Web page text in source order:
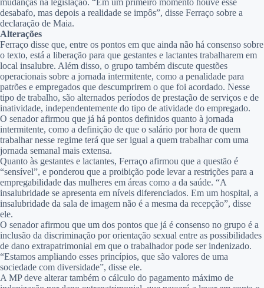
mudanças na legislação. “Em um primeiro momento houve esse
desabafo, mas depois a realidade se impôs”, disse Ferraço sobre a
declaração de Maia.
Alterações
Ferraço disse que, entre os pontos em que ainda não há consenso sobre
o texto, está a liberação para que gestantes e lactantes trabalharem em
local insalubre. Além disso, o grupo também discute questões
operacionais sobre a jornada intermitente, como a penalidade para
patrões e empregados que descumprirem o que foi acordado. Nesse
tipo de trabalho, são alternados períodos de prestação de serviços e de
inatividade, independentemente do tipo de atividade do empregado.
O senador afirmou que já há pontos definidos quanto à jornada
intermitente, como a definição de que o salário por hora de quem
trabalhar nesse regime terá que ser igual a quem trabalhar com uma
jornada semanal mais extensa.
Quanto às gestantes e lactantes, Ferraço afirmou que a questão é
“sensível”, e ponderou que a proibição pode levar a restrições para a
empregabilidade das mulheres em áreas como a da saúde. “A
insalubridade se apresenta em níveis diferenciados. Em um hospital, a
insalubridade da sala de imagem não é a mesma da recepção”, disse
ele.
O senador afirmou que um dos pontos que já é consenso no grupo é a
inclusão da discriminação por orientação sexual entre as possibilidades
de dano extrapatrimonial em que o trabalhador pode ser indenizado.
“Estamos ampliando esses princípios, que são valores de uma
sociedade com diversidade”, disse ele.
A MP deve alterar também o cálculo do pagamento máximo de